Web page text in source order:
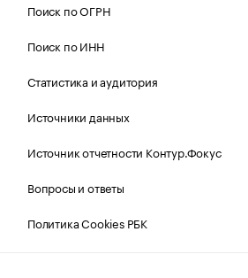
Поиск по ОГРН
Поиск по ИНН
Статистика и аудитория
Источники данных
Источник отчетности Контур.Фокус
Вопросы и ответы
Политика Cookies РБК